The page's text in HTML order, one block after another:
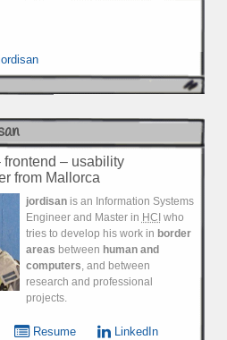
frontend – usability
from Mallorca
jordisanis an Information Systems
Engineer and Master in HCI who
tries to develop his work in border
areas between human and
computers, and between
research and professional
projects.
Resume
LinkedIn